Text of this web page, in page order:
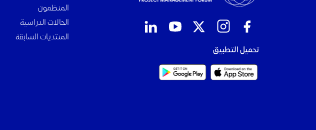
تحميل التطبيق
المنظمون
الحالات الدراسية
المنتديات السابقة